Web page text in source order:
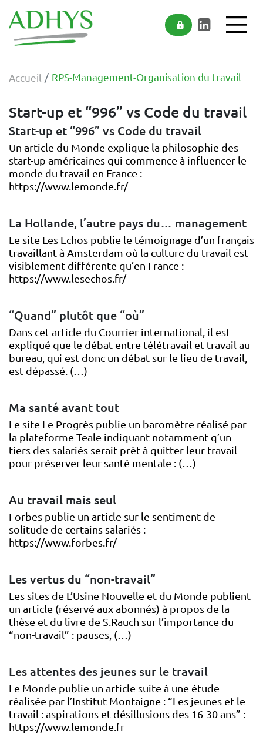
Accueil RPS-Management-Organisation du travail
Start-up et “996” vs Code du travail
Start-up et “996” vs Code du travail
Un article du Monde explique la philosophie des
start-up américaines qui commence à influencer le
monde du travail en France :
https://www.lemonde.fr/
La Hollande, l’autre pays du… management
Le site Les Echos publie le témoignage d’un français
travaillant à Amsterdam où la culture du travail est
visiblement différente qu’en France :
https://www.lesechos.fr/
“Quand” plutôt que “où”
Dans cet article du Courrier international, il est
expliqué que le débat entre télétravail et travail au
bureau, qui est donc un débat sur le lieu de travail,
est dépassé. (…)
Ma santé avant tout
Le site Le Progrès publie un baromètre réalisé par
la plateforme Teale indiquant notamment q’un
tiers des salariés serait prêt à quitter leur travail
pour préserver leur santé mentale : (…)
Au travail mais seul
Forbes publie un article sur le sentiment de
solitude de certains salariés :
https://www.forbes.fr/
Les vertus du “non-travail”
Les sites de L’Usine Nouvelle et du Monde publient
un article (réservé aux abonnés) à propos de la
thèse et du livre de S.Rauch sur l’importance du
“non-travail” : pauses, (…)
Les attentes des jeunes sur le travail
Le Monde publie un article suite à une étude
réalisée par l’Institut Montaigne : “Les jeunes et le
travail : aspirations et désillusions des 16-30 ans” :
https://www.lemonde.fr